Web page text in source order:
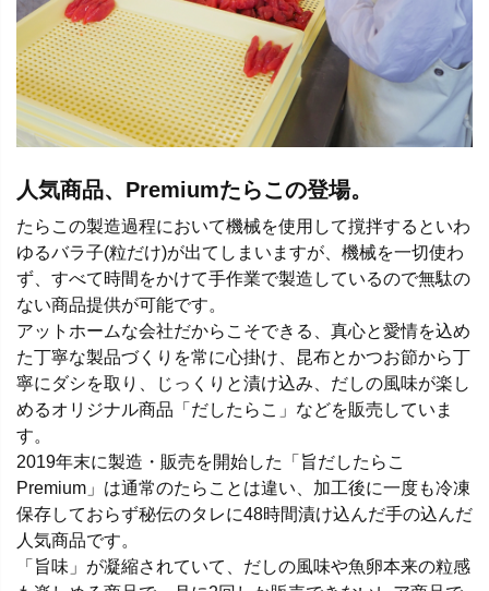
人気商品、Premiumたらこの登場。
たらこの製造過程において機械を使用して撹拌するといわ
ゆるバラ子(粒だけ)が出てしまいますが、機械を一切使わ
ず、すべて時間をかけて手作業で製造しているので無駄の
ない商品提供が可能です。
アットホームな会社だからこそできる、真心と愛情を込め
た丁寧な製品づくりを常に心掛け、昆布とかつお節から丁
寧にダシを取り、じっくりと漬け込み、だしの風味が楽し
めるオリジナル商品「だしたらこ」などを販売していま
す。
2019年末に製造・販売を開始した「旨だしたらこ
Premium」は通常のたらことは違い、加工後に一度も冷凍
保存しておらず秘伝のタレに48時間漬け込んだ手の込んだ
人気商品です。
「旨味」が凝縮されていて、だしの風味や魚卵本来の粒感